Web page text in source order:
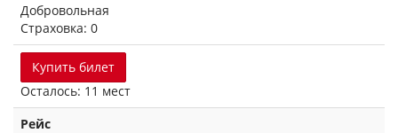
Добровольная
Страховка: 0
Купить билет
Осталось: 11 мест
Рейс